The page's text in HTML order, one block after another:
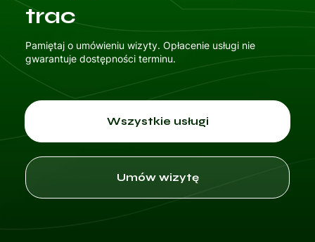
trac
Pamiętaj o umówieniu wizyty. Opłacenie usługi nie
gwarantuje dostępności terminu.
Wszystkie usługi
Umów wizytę